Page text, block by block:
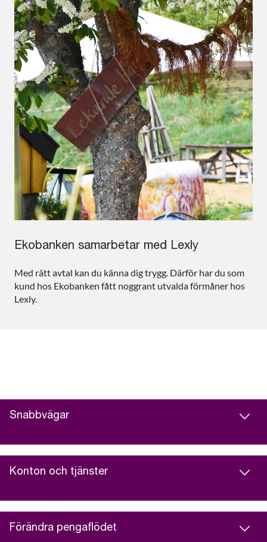
Ekobanken samarbetar med Lexly
Med rätt avtal kan du känna dig trygg. Därför har du som
kund hos Ekobanken fått noggrant utvalda förmåner hos
Lexly.
Snabbvägar
Konton och tjänster
Förändra pengaflödet